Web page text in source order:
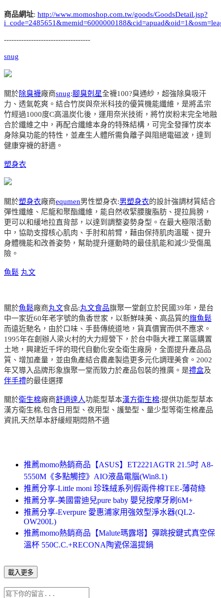
商品網址: http://www.momoshop.com.tw/goods/GoodsDetail.jsp?
-----------------------------------
snug
關於除臭襪廠商snug:腳臭剋星全襪100?臭通紗，超強除臭吸汗
力、透氣乾爽。結合竹炭與奈米科技的優質機能纖維，是將孟宗
竹經過1000度C高溫炭化後，運用奈米技術，將竹炭粉末完全地融
合於纖維之中，再配合纖維本身的特殊結構，可完全發揮竹炭本
身除臭功能的特性，並產生人體所需負離子與阻絕電磁波，達到
健康穿襪的舒適。
塑身衣
關於塑身衣廠商equmen男性塑身衣:男塑身衣的設計強調材質結合
彈性纖維、尼龍和聚酯纖維，能自然收緊腰腹脂肪、提拉肩膀，
更可以和緩地拉直背部，以達到調整姿勢身型。在最大極限活動
中，協助支撐核心肌肉、手肘和前臂，藉由保持肌肉溫暖、提升
身體機能和改善姿勢，幫助提升運動時的最佳肌能和減少受傷風
險。
魚鬆 丸文
關於魚鬆廠商丸文食品:丸文食品旗聚一堂創立於民國39年，是台
中一家近60年老字號的魚香世家，以新鮮味美、高品質的旗魚鬆
而遠近馳名，由於口味、手藝傳統道地，貨真價實而供不應求。
1995年在創辦人梁火村的大力經營下，於台中縣大裡工業區購置
土地，興建近千坪的現代自動化安全衛生廠房，全面提升產品品
質、增加產量，並由魚產結合農產製造更多元化調理美食。2002
年又導入品牌形象旗聚一堂而致力於產品包裝的推廣。是禮盒及
伴手禮的最佳選擇
關於衛生棉廠商舒適達人功能型草本漢方衛生棉:提供功能型草本
漢方衛生棉,包含日用型、夜用型、護墊型、量少型等衛生棉產品
資訊,天然草本舒緩經期悶熱不適
推薦momo熱銷商品【ASUS】ET2221AGTR 21.5吋 A8-
5550M《多點觸控》AIO液晶電腦(Win8.1)
推薦分享-Little moni 珍珠絨系列假兩件棉TEE-薄荷綠
推薦分享-美國雷迪兒pure baby 嬰兒按摩牙刷6M+
推薦分享-Everpure 愛惠浦家用強效型淨水器(QL2-
OW200L)
推薦momo熱銷商品【Malute瑪露塔】彈跳按鍵式真空保
溫杯 550C.C.+RECONA陶瓷保溫提鍋
載入更多